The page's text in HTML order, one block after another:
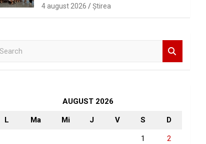
4 august 2026 Ştirea
AUGUST 2026
L Ma Mi J V S D
1 2